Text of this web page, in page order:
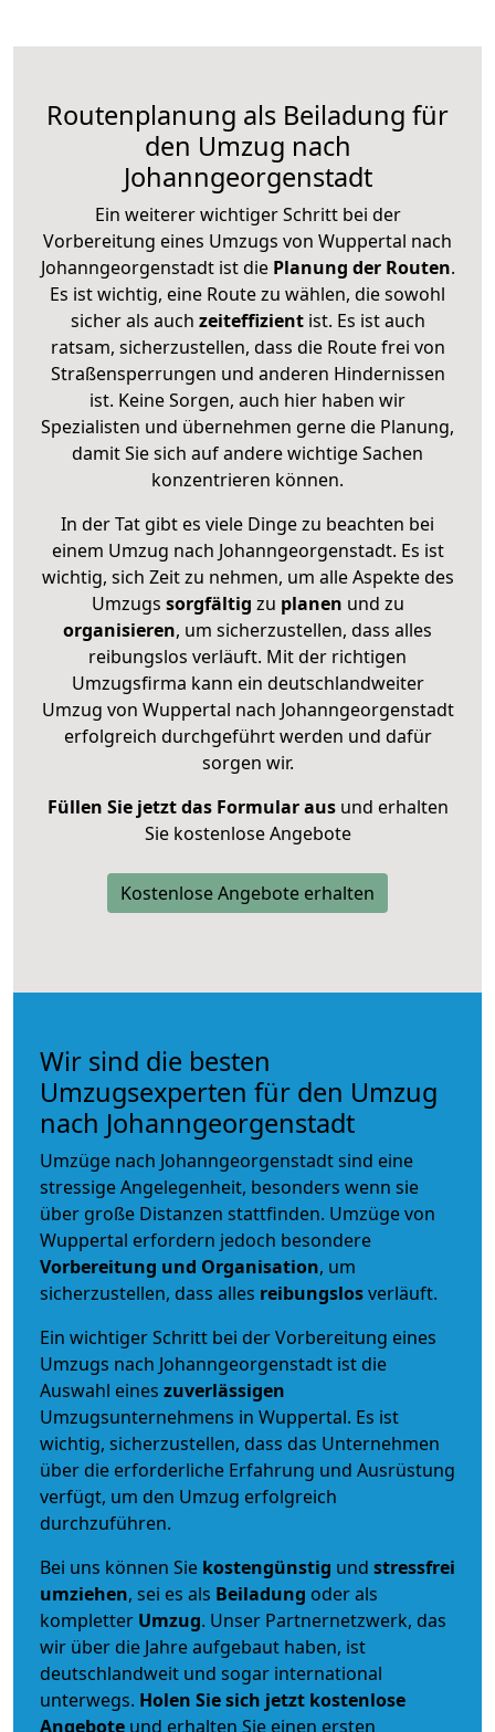
Routenplanung als Beiladung für
den Umzug nach
Johanngeorgenstadt
Ein weiterer wichtiger Schritt bei der
Vorbereitung eines Umzugs von Wuppertal nach
Johanngeorgenstadt ist diePlanung der Routen.
Es ist wichtig, eine Route zu wählen, die sowohl
sicher als auch zeiteffizientist. Es ist auch
ratsam, sicherzustellen, dass die Route frei von
Straßensperrungen und anderen Hindernissen
ist. Keine Sorgen, auch hier haben wir
Spezialisten und übernehmen gerne die Planung,
damit Sie sich auf andere wichtige Sachen
konzentrieren können.
In der Tat gibt es viele Dinge zu beachten bei
einem Umzug nach Johanngeorgenstadt. Es ist
wichtig, sich Zeit zu nehmen, um alle Aspekte des
Umzugs sorgfältig zu planen und zu
organisieren, um sicherzustellen, dass alles
reibungslos verläuft. Mit der richtigen
Umzugsfirma kann ein deutschlandweiter
Umzug von Wuppertal nach Johanngeorgenstadt
erfolgreich durchgeführt werden und dafür
sorgen wir.
Füllen Sie jetzt das Formular ausund erhalten
Sie kostenlose Angebote
Kostenlose Angebote erhalten
Wir sind die besten
Umzugsexperten für den Umzug
nach Johanngeorgenstadt
Umzüge nach Johanngeorgenstadt sind eine
stressige Angelegenheit, besonders wenn sie
über große Distanzen stattfinden. Umzüge von
Wuppertal erfordern jedoch besondere
Vorbereitung und Organisation, um
sicherzustellen, dass alles reibungslosverläuft.
Ein wichtiger Schritt bei der Vorbereitung eines
Umzugs nach Johanngeorgenstadt ist die
Auswahl eines zuverlässigen
Umzugsunternehmens in Wuppertal. Es ist
wichtig, sicherzustellen, dass das Unternehmen
über die erforderliche Erfahrung und Ausrüstung
verfügt, um den Umzug erfolgreich
durchzuführen.
Bei uns können Sie kostengünstig und stressfrei
umziehen, sei es als Beiladung oder als
kompletter Umzug. Unser Partnernetzwerk, das
wir über die Jahre aufgebaut haben, ist
deutschlandweit und sogar international
unterwegs. Holen Sie sich jetzt kostenlose
Angebote und erhalten Sie einen ersten